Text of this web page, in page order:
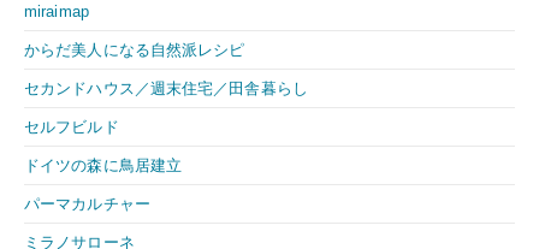
miraimap
からだ美人になる自然派レシピ
セカンドハウス／週末住宅／田舎暮らし
セルフビルド
ドイツの森に鳥居建立
パーマカルチャー
ミラノサローネ